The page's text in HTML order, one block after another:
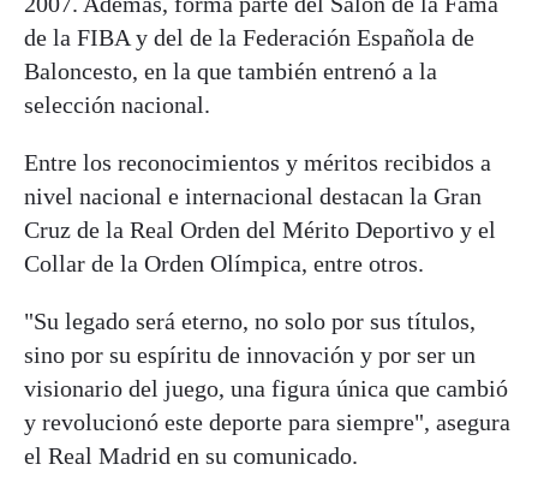
de la FIBA y del de la Federación Española de
Baloncesto, en la que también entrenó a la
selección nacional.
Entre los reconocimientos y méritos recibidos a
nivel nacional e internacional destacan la Gran
Cruz de la Real Orden del Mérito Deportivo y el
Collar de la Orden Olímpica, entre otros.
"Su legado será eterno, no solo por sus títulos,
sino por su espíritu de innovación y por ser un
visionario del juego, una figura única que cambió
y revolucionó este deporte para siempre", asegura
el Real Madrid en su comunicado.